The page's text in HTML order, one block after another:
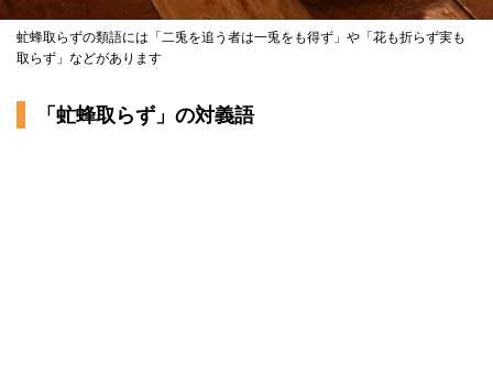
虻蜂取らずの類語には「二兎を追う者は一兎をも得ず」や「花も折らず実も
取らず」などがあります
「虻蜂取らず」の対義語